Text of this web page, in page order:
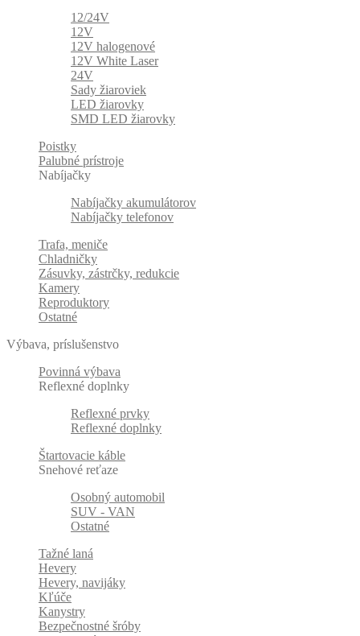
12/24V
12V
12V halogenové
12V White Laser
24V
Sady žiaroviek
LED žiarovky
SMD LED žiarovky
Poistky
Palubné prístroje
Nabíjačky
Nabíjačky akumulátorov
Nabíjačky telefonov
Trafa, meniče
Chladničky
Zásuvky, zástrčky, redukcie
Kamery
Reproduktory
Ostatné
Výbava, príslušenstvo
Povinná výbava
Reflexné doplnky
Reflexné prvky
Reflexné doplnky
Štartovacie káble
Snehové reťaze
Osobný automobil
SUV - VAN
Ostatné
Tažné laná
Hevery
Hevery, navijáky
Kľúče
Kanystry
Bezpečnostné šróby